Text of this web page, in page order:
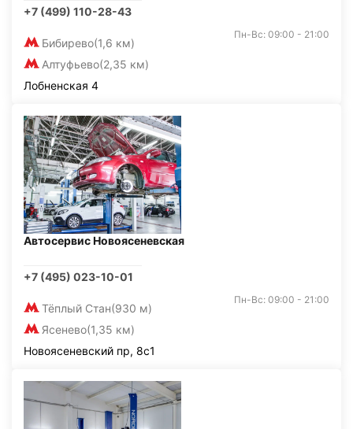
+7 (499) 110-28-43
Бибирево(1,6 км)
Алтуфьево(2,35 км)
Пн-Вс: 09:00 - 21:00
Лобненская 4
Автосервис Новоясеневская
+7 (495) 023-10-01
Тёплый Стан(930 м)
Ясенево(1,35 км)
Пн-Вс: 09:00 - 21:00
Новоясеневский пр, 8с1